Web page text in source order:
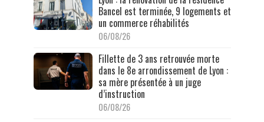
Bancel est terminée, 9 logements et
un commerce réhabilités
06/08/26
Fillette de 3 ans retrouvée morte
dans le 8e arrondissement de Lyon :
sa mère présentée à un juge
d’instruction
06/08/26